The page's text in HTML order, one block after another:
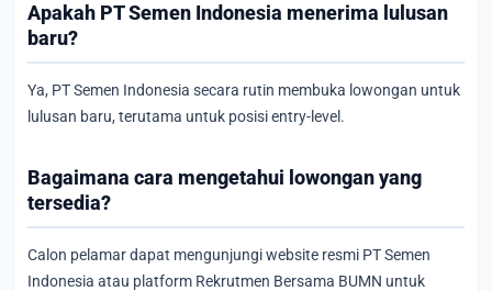
Apakah PT Semen Indonesia menerima lulusan
baru?
Ya, PT Semen Indonesia secara rutin membuka lowongan untuk
lulusan baru, terutama untuk posisi entry-level.
Bagaimana cara mengetahui lowongan yang
tersedia?
Calon pelamar dapat mengunjungi website resmi PT Semen
Indonesia atau platform Rekrutmen Bersama BUMN untuk